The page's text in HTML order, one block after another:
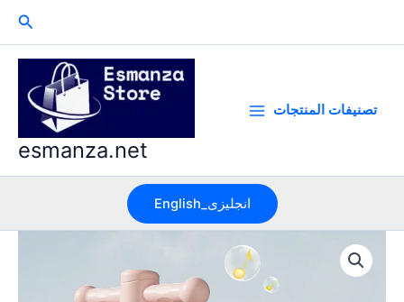
Search
esmanza.net
تصنيفات المنتجات
English_انجليزى